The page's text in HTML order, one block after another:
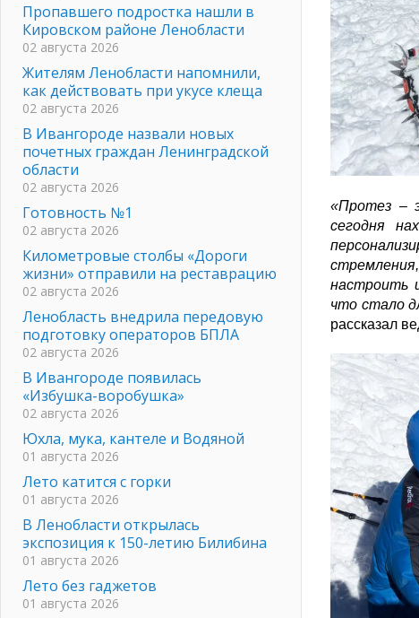
«Протез –
сегодня
настроить
что стало
рассказал
Пропавшего подростка нашли в
Кировском районе Ленобласти
02 августа 2026
Жителям Ленобласти напомнили,
как действовать при укусе клеща
02 августа 2026
В Ивангороде назвали новых
почетных граждан Ленинградской
области
02 августа 2026
Готовность №1
02 августа 2026
Километровые столбы «Дороги
жизни» отправили на реставрацию
02 августа 2026
Ленобласть внедрила передовую
подготовку операторов БПЛА
02 августа 2026
В Ивангороде появилась
«Избушка-воробушка»
02 августа 2026
Юхла, мука, кантеле и Водяной
01 августа 2026
Лето катится с горки
01 августа 2026
В Ленобласти открылась
экспозиция к 150-летию Билибина
01 августа 2026
Лето без гаджетов
01 августа 2026